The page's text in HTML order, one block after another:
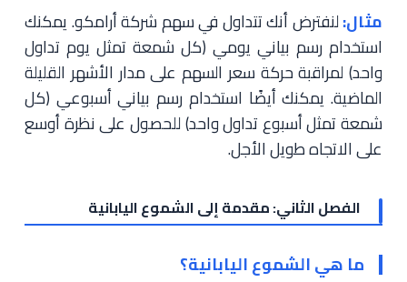
مثال:لنفترض أنك تتداول في سهم شركة أرامكو. يمكنك
استخدام رسم بياني يومي (كل شمعة تمثل يوم تداول
واحد) لمراقبة حركة سعر السهم على مدار الأشهر القليلة
الماضية. يمكنك أيضًا استخدام رسم بياني أسبوعي (كل
شمعة تمثل أسبوع تداول واحد) للحصول على نظرة أوسع
على الاتجاه طويل الأجل.
الفصل الثاني: مقدمة إلى الشموع اليابانية
ما هي الشموع اليابانية؟